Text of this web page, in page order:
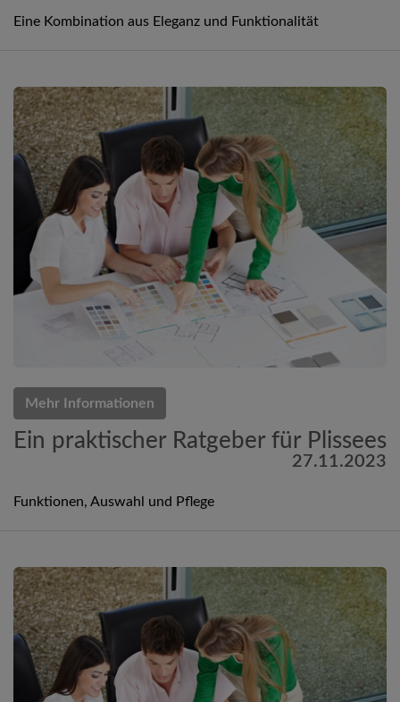
Eine Kombination aus Eleganz und Funktionalität
Mehr Informationen
Ein praktischer Ratgeber für Plissees
27.11.2023
Funktionen, Auswahl und Pflege